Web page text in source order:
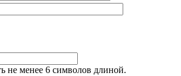
не менее 6 символов длиной.